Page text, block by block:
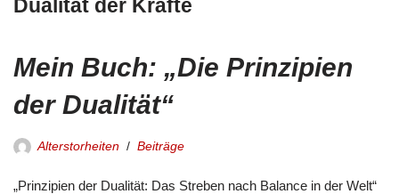
Dualität der Kräfte
Mein Buch: „Die Prinzipien
der Dualität“
Alterstorheiten Beiträge
„Prinzipien der Dualität: Das Streben nach Balance in der Welt“